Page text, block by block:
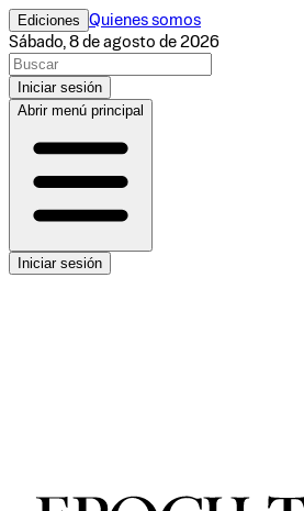
Ediciones Quienes somos
Sábado, 8 de agosto de 2026
Iniciar sesión
Abrir menú principal
Iniciar sesión